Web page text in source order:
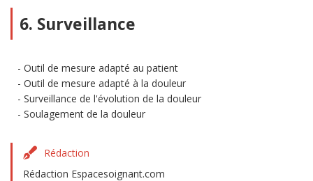
6. Surveillance
Outil de mesure adapté au patient
Outil de mesure adapté à la douleur
Surveillance de l'évolution de la douleur
Soulagement de la douleur
Rédaction
Rédaction Espacesoignant.com